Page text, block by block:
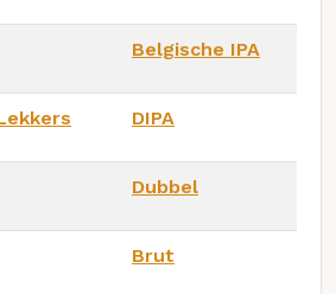
Belgische IPA
DIPA
Dubbel
Brut